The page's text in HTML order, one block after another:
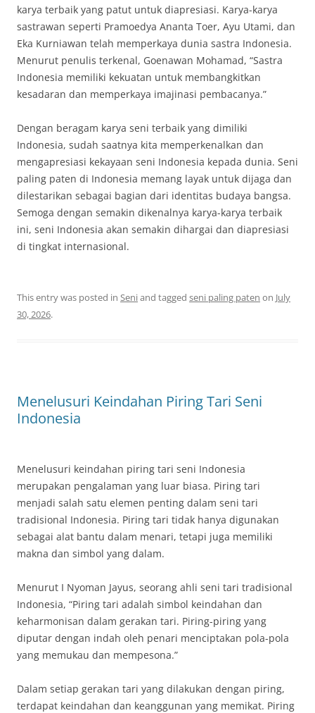
karya terbaik yang patut untuk diapresiasi. Karya-karya
sastrawan seperti Pramoedya Ananta Toer, Ayu Utami, dan
Eka Kurniawan telah memperkaya dunia sastra Indonesia.
Menurut penulis terkenal, Goenawan Mohamad, “Sastra
Indonesia memiliki kekuatan untuk membangkitkan
kesadaran dan memperkaya imajinasi pembacanya.”
Dengan beragam karya seni terbaik yang dimiliki
Indonesia, sudah saatnya kita memperkenalkan dan
mengapresiasi kekayaan seni Indonesia kepada dunia. Seni
paling paten di Indonesia memang layak untuk dijaga dan
dilestarikan sebagai bagian dari identitas budaya bangsa.
Semoga dengan semakin dikenalnya karya-karya terbaik
ini, seni Indonesia akan semakin dihargai dan diapresiasi
di tingkat internasional.
This entry was posted in Seniand tagged seni paling paten on July
30, 2026.
Menelusuri Keindahan Piring Tari Seni
Indonesia
Menelusuri keindahan piring tari seni Indonesia
merupakan pengalaman yang luar biasa. Piring tari
menjadi salah satu elemen penting dalam seni tari
tradisional Indonesia. Piring tari tidak hanya digunakan
sebagai alat bantu dalam menari, tetapi juga memiliki
makna dan simbol yang dalam.
Menurut I Nyoman Jayus, seorang ahli seni tari tradisional
Indonesia, “Piring tari adalah simbol keindahan dan
keharmonisan dalam gerakan tari. Piring-piring yang
diputar dengan indah oleh penari menciptakan pola-pola
yang memukau dan mempesona.”
Dalam setiap gerakan tari yang dilakukan dengan piring,
terdapat keindahan dan keanggunan yang memikat. Piring